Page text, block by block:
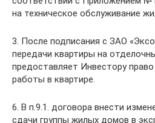
на техническое обслуживание
3. После подписания с ЗАО
передачи квартиры на
предоставляет Инвестору
работы в квартире.
6. В п.9.1. договора внести
сдачи группы жилых домов в